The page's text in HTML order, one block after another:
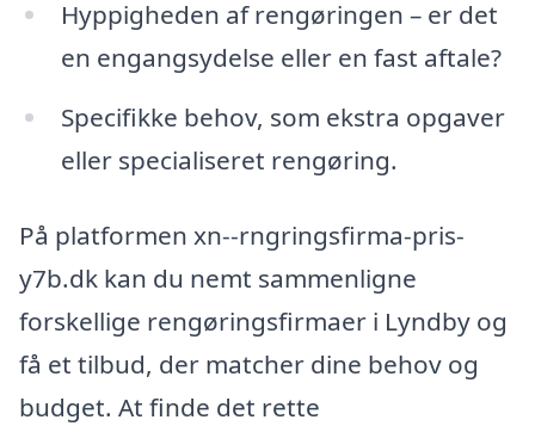
Hyppigheden af rengøringen – er det
en engangsydelse eller en fast aftale?
Specifikke behov, som ekstra opgaver
eller specialiseret rengøring.
På platformen xn--rngringsfirma-pris-
y7b.dk kan du nemt sammenligne
forskellige rengøringsfirmaer i Lyndby og
få et tilbud, der matcher dine behov og
budget. At finde det rette